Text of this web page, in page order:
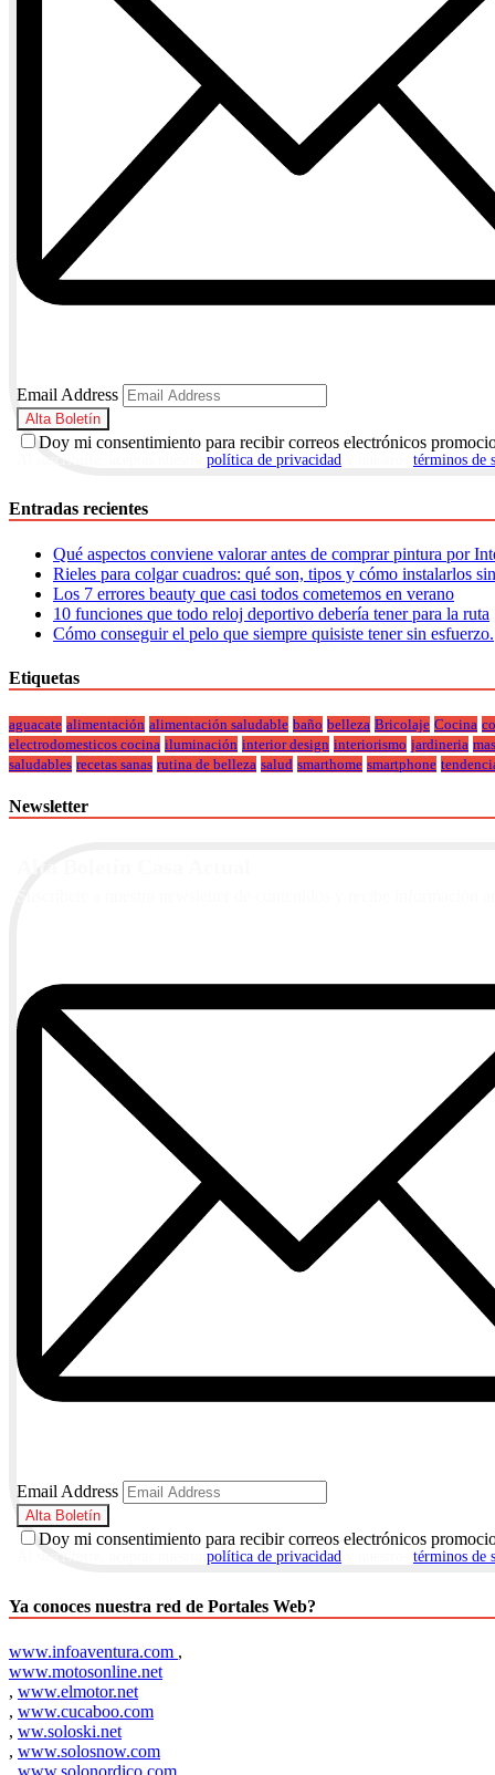
Email Address
Doy mi consentimiento para recibir correos electrónicos
política de privacidad términos de
Entradas recientes
Qué aspectos conviene valorar antes de comprar pintura por
Rieles para colgar cuadros: qué son, tipos y cómo instalarlos
Los 7 errores beauty que casi todos cometemos en verano
10 funciones que todo reloj deportivo debería tener para la ruta
Cómo conseguir el pelo que siempre quisiste tener sin esfuerzo.
Etiquetas
aguacate alimentación alimentación saludable baño belleza Bricolaje Cocina
electrodomesticos cocina iluminación interior design interiorismo jardineria
saludables recetas sanas rutina de belleza salud smarthome smartphone
Newsletter
Email Address
Doy mi consentimiento para recibir correos electrónicos
política de privacidad términos de
Ya conoces nuestra red de Portales Web?
www.infoaventura.com ,
www.motosonline.net
, www.elmotor.net
, www.cucaboo.com
, ww.soloski.net
, www.solosnow.com
www.solonordico.com